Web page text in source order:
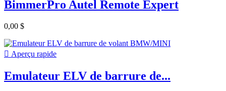
BimmerPro Autel Remote Expert
0,00 $
 Aperçu rapide
Emulateur ELV de barrure de...